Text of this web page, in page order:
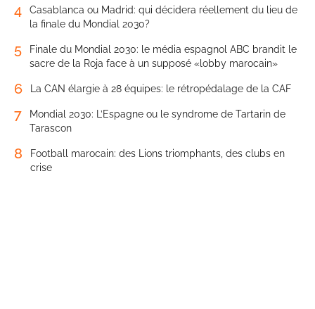
4
Casablanca ou Madrid: qui décidera réellement du lieu de
la finale du Mondial 2030?
5
Finale du Mondial 2030: le média espagnol ABC brandit le
sacre de la Roja face à un supposé «lobby marocain»
6 La CAN élargie à 28 équipes: le rétropédalage de la CAF
7
Mondial 2030: L’Espagne ou le syndrome de Tartarin de
Tarascon
8
Football marocain: des Lions triomphants, des clubs en
crise